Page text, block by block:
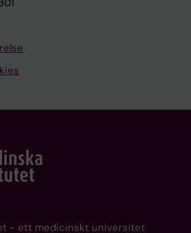
- ett medicinskt universitet